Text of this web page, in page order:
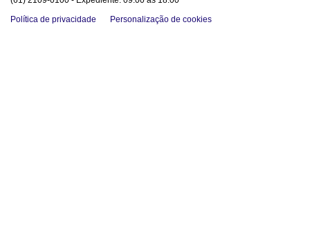
Política de privacidade
Personalização de cookies